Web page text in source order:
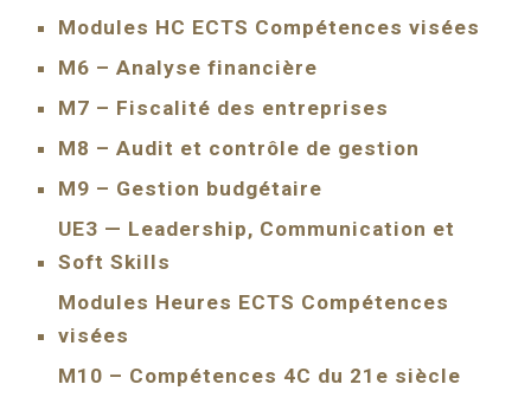
Modules HC ECTS Compétences visées
M6 – Analyse financière
M7 – Fiscalité des entreprises
M8 – Audit et contrôle de gestion
M9 – Gestion budgétaire
UE3 — Leadership, Communication et
Soft Skills
Modules Heures ECTS Compétences
visées
M10 – Compétences 4C du 21e siècle